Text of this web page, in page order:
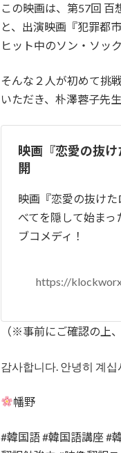
この映画は、第57回
と、出演映画『犯罪都
ヒット中のソン・ソッ
そんな２人が初めて挑
いただき、朴澤蓉子先
映画『恋愛の抜
開
映画『恋愛の抜け
べてを隠して始ま
ブコメディ！
https://
（※事前にご確認の上
감사합니다. 안녕히 계십
幡野
#韓国語 #韓国語講座 #